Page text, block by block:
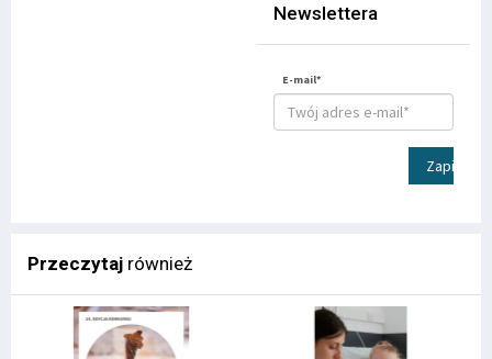
Newslettera
E-mail*
Zapisz
Przeczytaj również